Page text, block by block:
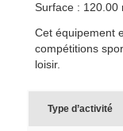
Surface : 120.00
Cet équipement
compétitions
loisir.
Type d’activité